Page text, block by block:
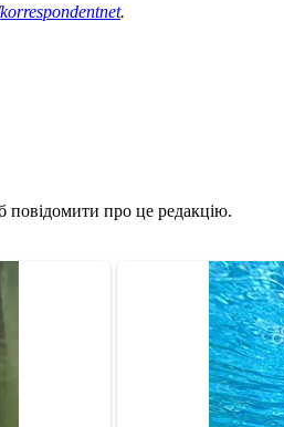
.
повідомити про це редакцію.